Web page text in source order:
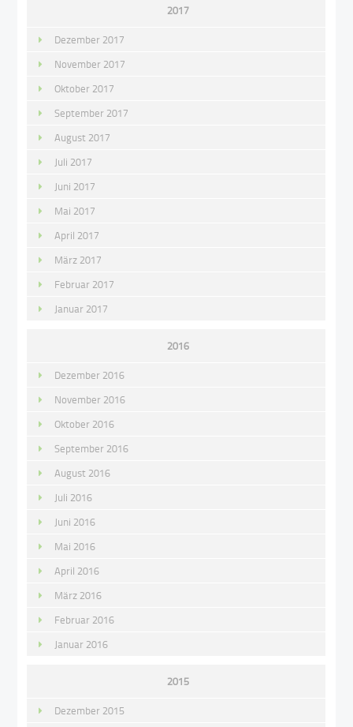
2017
Dezember 2017
November 2017
Oktober 2017
September 2017
August 2017
Juli 2017
Juni 2017
Mai 2017
April 2017
März 2017
Februar 2017
Januar 2017
2016
Dezember 2016
November 2016
Oktober 2016
September 2016
August 2016
Juli 2016
Juni 2016
Mai 2016
April 2016
März 2016
Februar 2016
Januar 2016
2015
Dezember 2015